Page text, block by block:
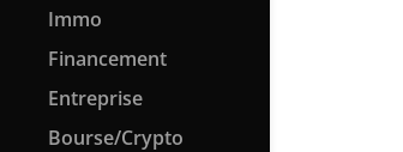
Immo
Financement
Entreprise
Bourse/Crypto